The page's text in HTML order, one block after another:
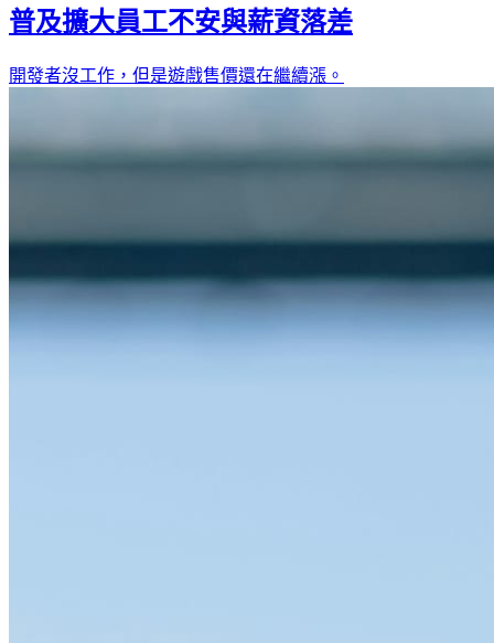
普及擴大員工不安與薪資落差
開發者沒工作，但是遊戲售價還在繼續漲。